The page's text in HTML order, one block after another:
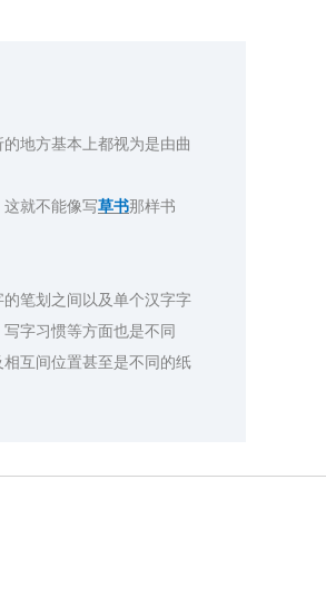
地方基本上都视为是由曲
就不能像写草书那样书
笔划之间以及单个汉字字
字习惯等方面也是不同
互间位置甚至是不同的纸